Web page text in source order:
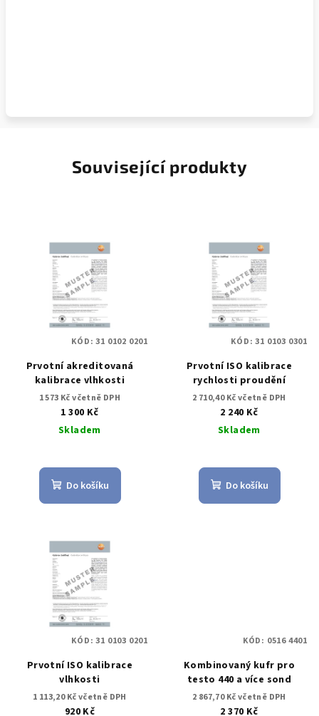
Související produkty
Prvotní akreditovaná
kalibrace vlhkosti
1 573 Kč včetně DPH
1 300 Kč
Skladem
Do košíku
KÓD:31 0102 0201
Prvotní ISO kalibrace
rychlosti proudění
2 710,40 Kč včetně DPH
2 240 Kč
Skladem
Do košíku
KÓD:31 0103 0301
Prvotní ISO kalibrace
vlhkosti
1 113,20 Kč včetně DPH
920 Kč
KÓD:31 0103 0201
Kombinovaný kufr pro
testo 440 a více sond
2 867,70 Kč včetně DPH
2 370 Kč
KÓD: 0516 4401